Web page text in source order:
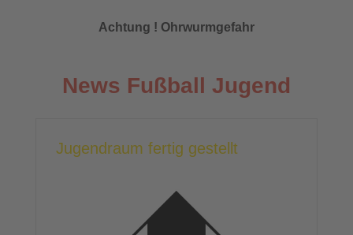
Achtung ! Ohrwurmgefahr
News Fußball Jugend
Jugendraum fertig gestellt